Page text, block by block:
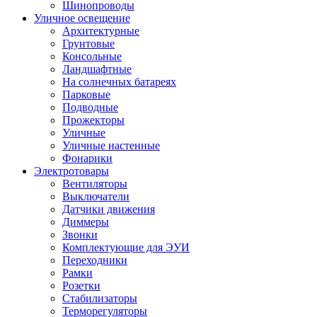
Шинопроводы
Уличное освещение
Архитектурные
Грунтовые
Консольные
Ландшафтные
На солнечных батареях
Парковые
Подводные
Прожекторы
Уличные
Уличные настенные
Фонарики
Электротовары
Вентиляторы
Выключатели
Датчики движения
Диммеры
Звонки
Комплектующие для ЭУИ
Переходники
Рамки
Розетки
Стабилизаторы
Терморегуляторы